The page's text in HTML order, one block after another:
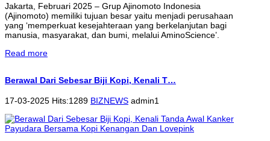
Jakarta, Februari 2025 – Grup Ajinomoto Indonesia
(Ajinomoto) memiliki tujuan besar yaitu menjadi perusahaan
yang ‘memperkuat kesejahteraan yang berkelanjutan bagi
manusia, masyarakat, dan bumi, melalui AminoScience’.
Read more
Berawal Dari Sebesar Biji Kopi, Kenali T…
17-03-2025 Hits:1289 BIZNEWS admin1